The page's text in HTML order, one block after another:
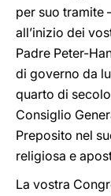
per suo tramite
all’inizio dei
Padre Peter-
di governo da
quarto di
Consiglio
Preposito nel
religiosa e
La vostra